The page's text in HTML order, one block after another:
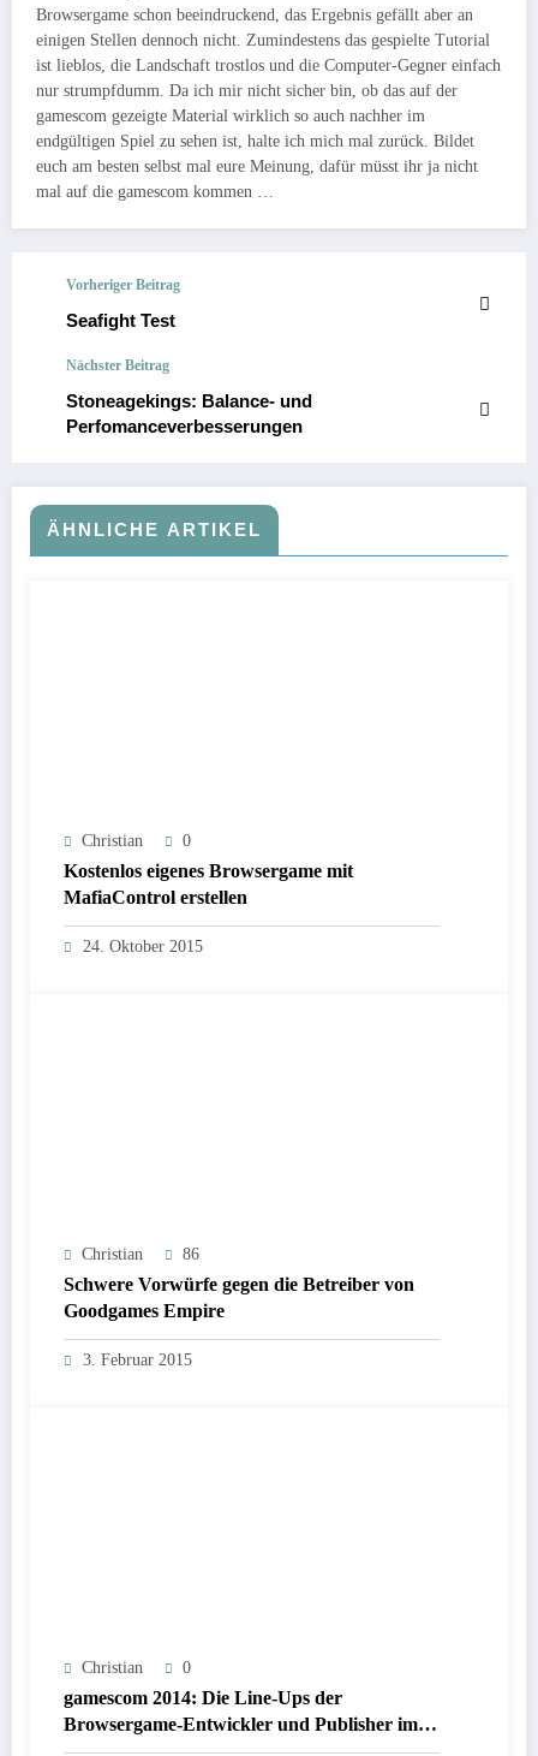
Browsergame schon beeindruckend, das Ergebnis gefällt aber an
einigen Stellen dennoch nicht. Zumindestens das gespielte Tutorial
ist lieblos, die Landschaft trostlos und die Computer-Gegner einfach
nur strumpfdumm. Da ich mir nicht sicher bin, ob das auf der
gamescom gezeigte Material wirklich so auch nachher im
endgültigen Spiel zu sehen ist, halte ich mich mal zurück. Bildet
euch am besten selbst mal eure Meinung, dafür müsst ihr ja nicht
mal auf die gamescom kommen …
Vorheriger Beitrag
Seafight Test
Nächster Beitrag
Stoneagekings: Balance- und
Perfomanceverbesserungen
ÄHNLICHE ARTIKEL
Christian 0
Kostenlos eigenes Browsergame mit
MafiaControl erstellen
24. Oktober 2015
Christian 86
Schwere Vorwürfe gegen die Betreiber von
Goodgames Empire
3. Februar 2015
Christian 0
gamescom 2014: Die Line-Ups der
Browsergame-Entwickler und Publisher im
Überblick